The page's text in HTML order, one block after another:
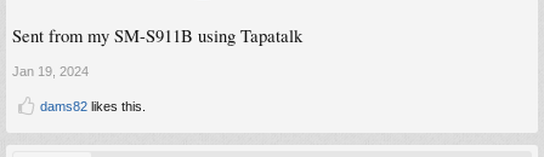
Sent from my SM-S911B using Tapatalk
Jan 19, 2024
dams82 likes this.